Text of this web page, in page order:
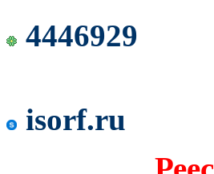
4446929
isorf.ru